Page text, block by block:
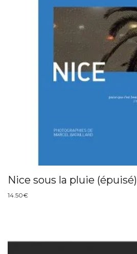
Nice sous la pluie (épuisé)
14.50€